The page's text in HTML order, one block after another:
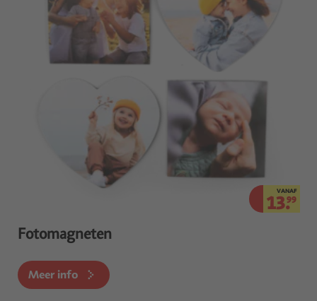
VANAF
13.99
Fotomagneten
Meer info